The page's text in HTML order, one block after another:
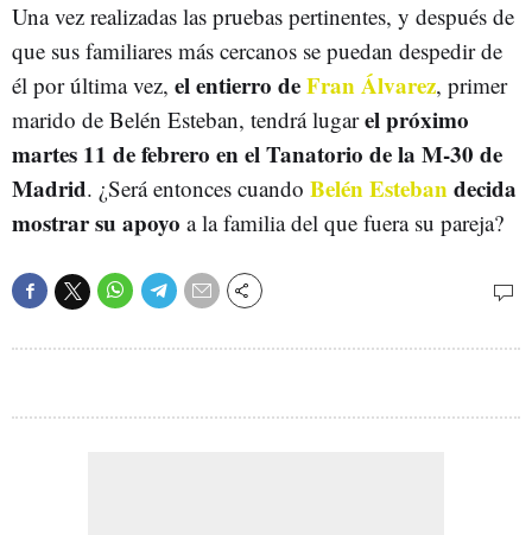
Una vez realizadas las pruebas pertinentes, y después de
que sus familiares más cercanos se puedan despedir de
él por última vez, el entierro deFran Álvarez, primer
marido de Belén Esteban, tendrá lugarel próximo
martes 11 de febrero en el Tanatorio de la M-30 de
Madrid. ¿Será entonces cuando Belén Estebandecida
mostrar su apoyo a la familia del que fuera su pareja?